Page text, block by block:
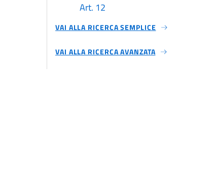
Art. 12
Art. 13
Art. 14
VAI ALLA RICERCA SEMPLICE
VAI ALLA RICERCA AVANZATA